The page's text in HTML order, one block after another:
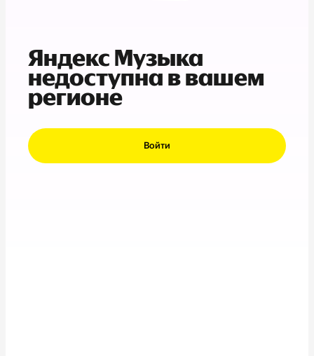
Яндекс Музыка
недоступна в вашем
регионе
Войти